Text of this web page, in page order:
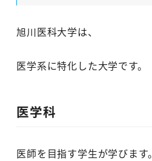
旭川医科大学は、
医学系に特化した大学です。
医学科
医師を目指す学生が学びます。